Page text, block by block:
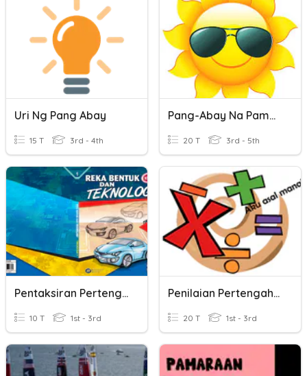
Uri Ng Pang Abay
15 T 3rd - 4th
Pang-Abay Na Pamanahon
20 T 3rd - 5th
Pentaksiran Pertengahan Tahun
10 T 1st - 3rd
Penilaian Pertengahan Matematik(3A)
20 T 1st - 3rd